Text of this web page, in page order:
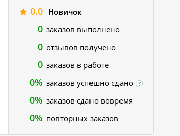
0.0 Новичок
0 заказов выполнено
0 отзывов получено
0 заказов в работе
0% заказов успешно сдано ?
0% заказов сдано вовремя
0% повторных заказов